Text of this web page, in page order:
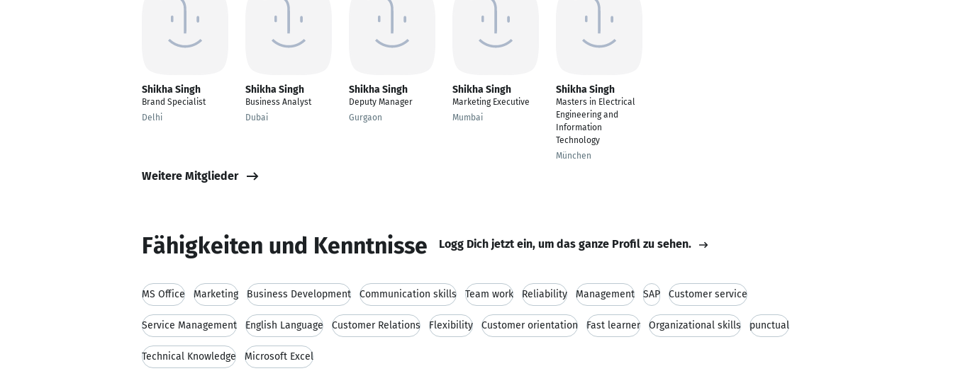
Shikha Singh
Brand Specialist
Delhi
Shikha Singh
Business Analyst
Dubai
Shikha Singh
Deputy Manager
Gurgaon
Shikha Singh
Marketing Executive
Mumbai
Shikha Singh
Masters in Electrical
Engineering and
Information
Technology
München
Weitere Mitglieder
Fähigkeiten und Kenntnisse Logg Dich jetzt ein, um das ganze Profil zu sehen.
MS Office Marketing Business Development Communication skills Team work Reliability Management SAP Customer service
Service Management English Language Customer Relations Flexibility Customer orientation Fast learner Organizational skills punctual
Technical Knowledge Microsoft Excel